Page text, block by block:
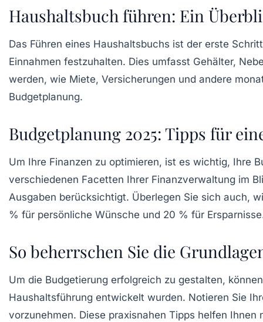
Haushaltsbuch führen: Ein
Das Führen eines Haushaltsbuchs ist der erste
Einnahmen festzuhalten. Dies umfasst Gehälter,
werden, wie Miete, Versicherungen und andere
Budgetplanung.
Budgetplanung 2025: Tipps für
Um Ihre Finanzen zu optimieren, ist es wichtig, Ihre
verschiedenen Facetten Ihrer Finanzverwaltung im
Ausgaben berücksichtigt. Überlegen Sie sich auch,
% für persönliche Wünsche und 20 % für
So beherrschen Sie die
Um die Budgetierung erfolgreich zu gestalten,
Haushaltsführung entwickelt wurden. Notieren Sie
vorzunehmen. Diese praxisnahen Tipps helfen